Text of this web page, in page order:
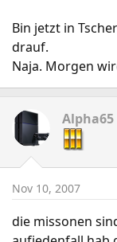
Bin jetzt in
drauf.
Naja. Morgen
Alpha65
Nov 10, 2007
die missonen